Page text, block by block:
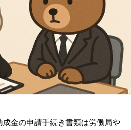
成金の申請手続き書類は労働局や